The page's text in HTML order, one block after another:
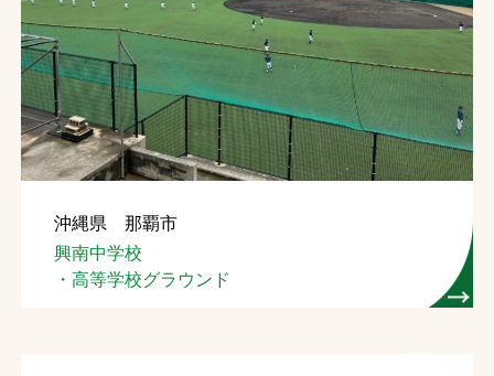
文字の見えづらさや操作にお困りの方へ
沖縄県 那覇市
興南中学校
・高等学校グラウンド